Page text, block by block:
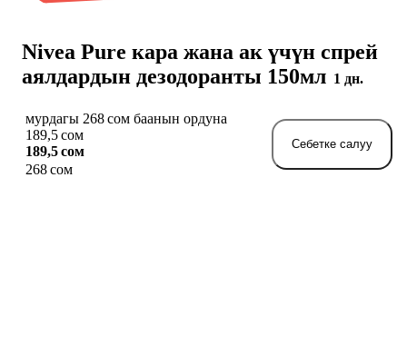
Nivea Pure кара жана ак үчүн спрей
аялдардын дезодоранты 150мл 1 дн.
мурдагы 268 сом баанын ордуна
189,5 сом
189,5 сом
268 сом
Себетке салуу